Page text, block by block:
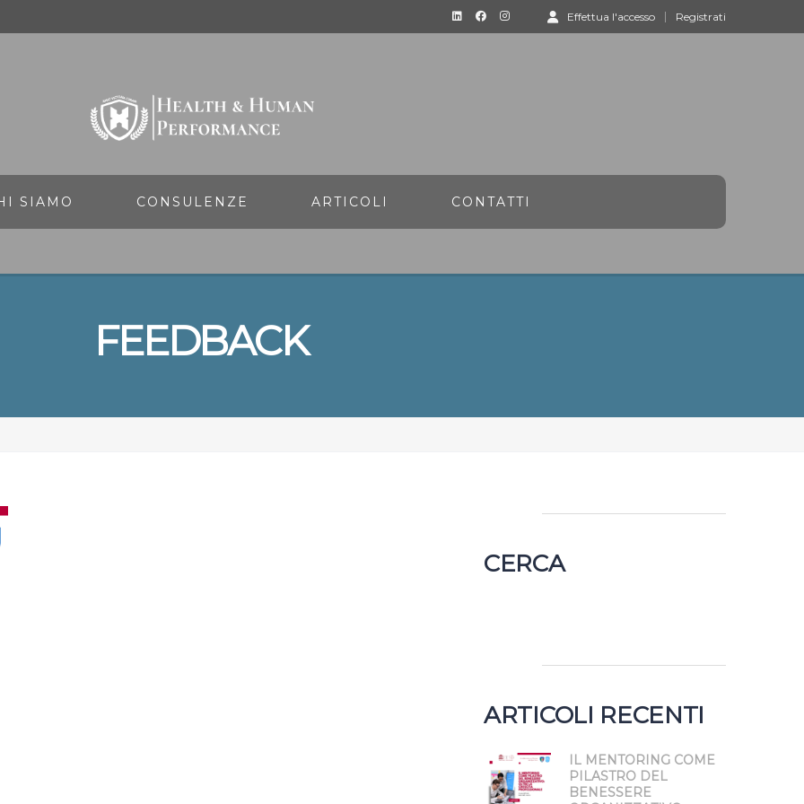
Effettua l'accesso Registrati
SIAMO CONSULENZE ARTICOLI CONTATTI
FEEDBACK
CERCA
ARTICOLI RECENTI
IL MENTORING COME
PILASTRO DEL
BENESSERE